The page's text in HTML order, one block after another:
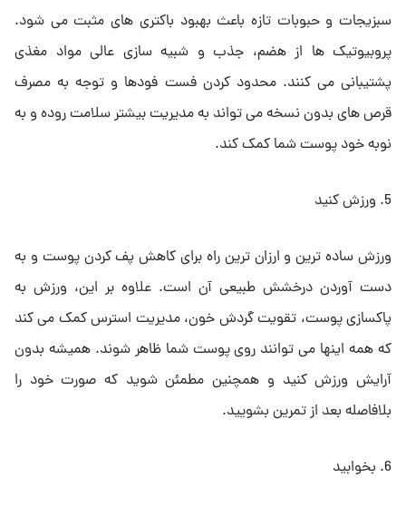
سبزیجات و حبوبات تازه باعث بهبود باکتری های مثبت می شود.
پروبیوتیک ها از هضم، جذب و شبیه سازی عالی مواد مغذی
پشتیبانی می کنند. محدود کردن فست فودها و توجه به مصرف
قرص های بدون نسخه می تواند به مدیریت بیشتر سلامت روده و به
نوبه خود پوست شما کمک کند.
5. ورزش کنید
ورزش ساده ترین و ارزان ترین راه برای کاهش پف کردن پوست و به
دست آوردن درخشش طبیعی آن است. علاوه بر این، ورزش به
پاکسازی پوست، تقویت گردش خون، مدیریت استرس کمک می کند
که همه اینها می توانند روی پوست شما ظاهر شوند. همیشه بدون
آرایش ورزش کنید و همچنین مطمئن شوید که صورت خود را
بلافاصله بعد از تمرین بشویید.
6. بخوابید